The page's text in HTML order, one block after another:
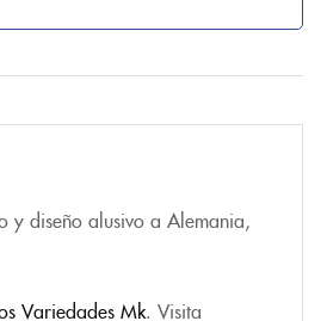
y diseño alusivo a Alemania,
Variedades Mk. Visita